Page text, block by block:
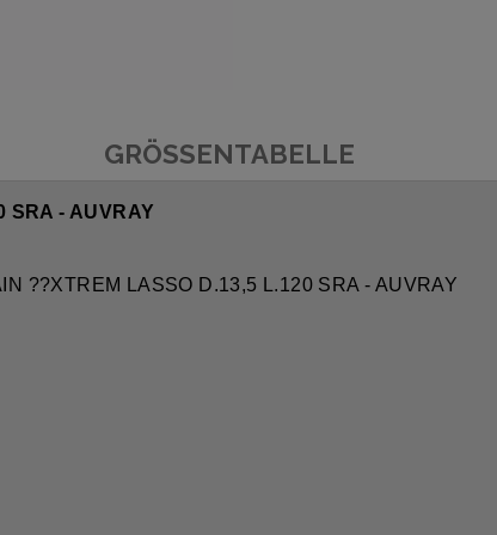
GRÖSSENTABELLE
SRA - AUVRAY
??XTREM LASSO D.13,5 L.120 SRA - AUVRAY